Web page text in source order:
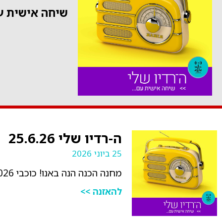
שיחה אישית
ה-רדיו שלי 25.6.26
25 ביוני 2026
מחנה הכנה הנה באנו! כוכבי 2026
להאזנה >>